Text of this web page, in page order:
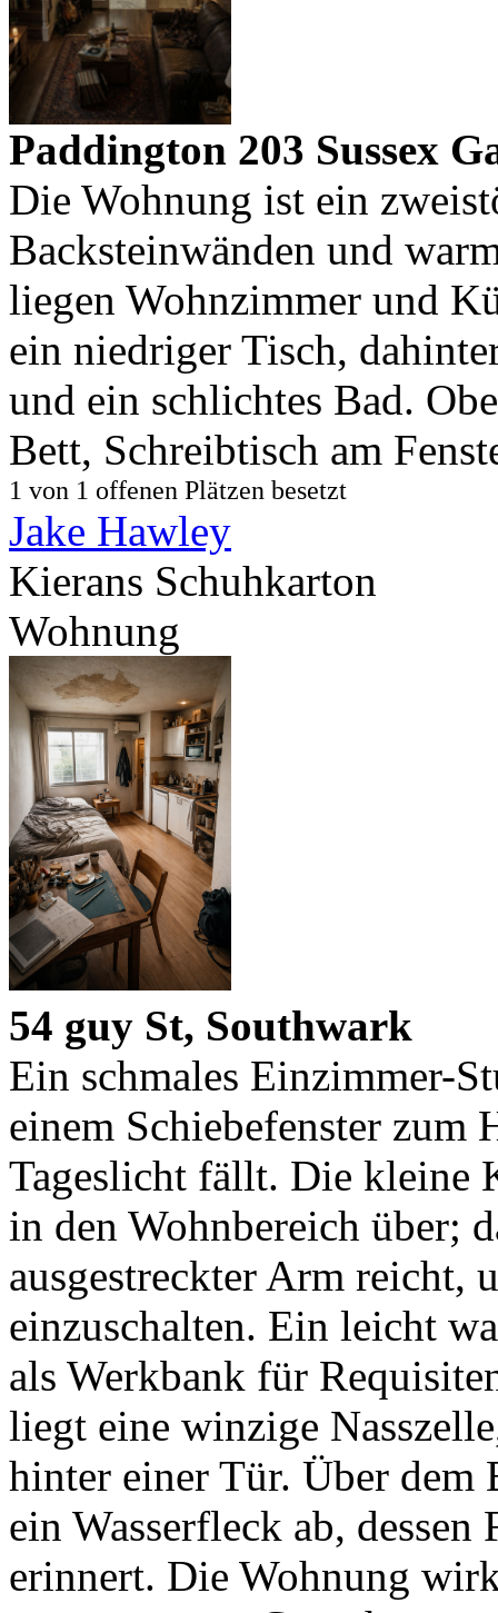
Paddington 203 Sussex
Die Wohnung ist ein
Backsteinwänden und
liegen Wohnzimmer und
ein niedriger Tisch,
und ein schlichtes Bad.
Bett, Schreibtisch am
1 von 1 offenen Plätzen besetzt
Jake Hawley
Kierans Schuhkarton
Wohnung
54 guy St, Southwark
Ein schmales Einzimmer-
einem Schiebefenster zum
Tageslicht fällt. Die kleine
in den Wohnbereich über;
ausgestreckter Arm reicht,
einzuschalten. Ein leicht
als Werkbank für
liegt eine winzige
hinter einer Tür. Über dem
ein Wasserfleck ab,
erinnert. Die Wohnung